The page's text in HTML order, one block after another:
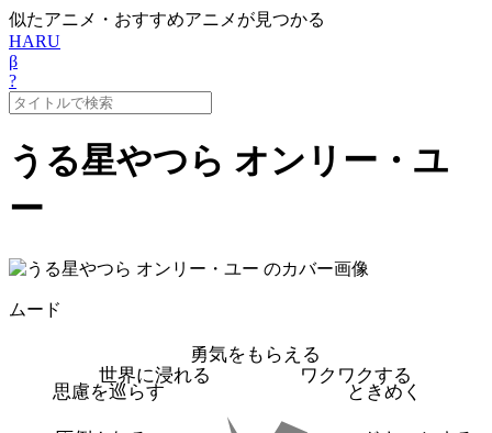
似たアニメ・おすすめアニメが見つかる
HARU
β
?
うる星やつら オンリー・ユ
ー
ムード
勇気をもらえる
ワクワクする
ときめく
思慮を巡らす
世界に浸れる